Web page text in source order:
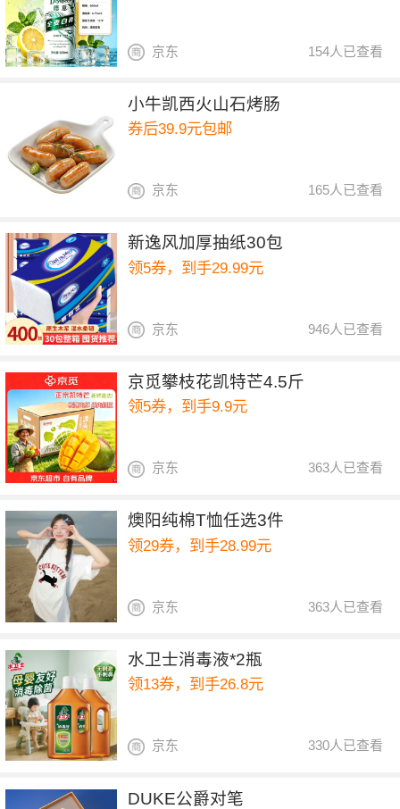
154人已查看
京东
小牛凯西火山石烤肠
券后39.9元包邮
165人已查看
京东
新逸风加厚抽纸30包
领5券，到手29.99元
946人已查看
京东
京觅攀枝花凯特芒4.5斤
领5券，到手9.9元
363人已查看
京东
燠阳纯棉T恤任选3件
领29券，到手28.99元
363人已查看
京东
水卫士消毒液*2瓶
领13券，到手26.8元
330人已查看
京东
DUKE公爵对笔